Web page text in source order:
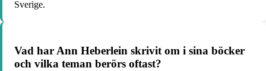
Sverige.
Vad har Ann Heberlein skrivit om i sina böcker
och vilka teman berörs oftast?